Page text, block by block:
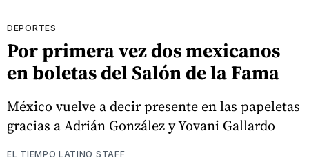
DEPORTES
Por primera vez dos mexicanos
en boletas del Salón de la Fama
México vuelve a decir presente en las papeletas
gracias a Adrián González y Yovani Gallardo
EL TIEMPO LATINO STAFF